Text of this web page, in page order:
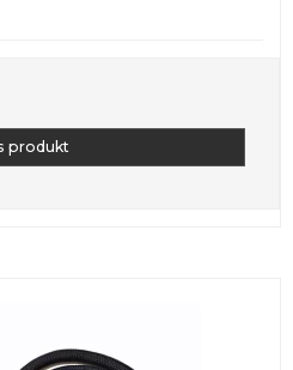
produkt